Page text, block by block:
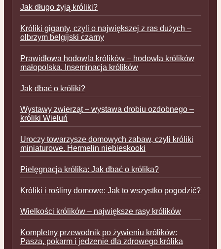
Jak długo żyją króliki?
Króliki giganty, czyli o największej z ras dużych –
olbrzym belgijski czarny
Prawidłowa hodowla królików – hodowla królików
małopolska. Inseminacja królików
Jak dbać o króliki?
Wystawy zwierząt – wystawa drobiu ozdobnego –
króliki Wieluń
Uroczy towarzysze domowych zabaw, czyli króliki
miniaturowe. Hermelin niebieskooki
Pielęgnacja królika: Jak dbać o królika?
Króliki i rośliny domowe: Jak to wszystko pogodzić?
Wielkości królików – największe rasy królików
Kompletny przewodnik po żywieniu królików:
Pasza, pokarm i jedzenie dla zdrowego królika